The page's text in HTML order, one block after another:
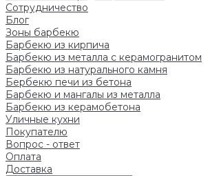
Сотрудничество
Блог
Зоны барбекю
Барбекю из кирпича
Барбекю из металла с керамогранитом
Барбекю из натурального камня
Бербекю печи из бетона
Барбекю и мангалы из металла
Барбекю из керамобетона
Уличные кухни
Покупателю
Вопрос - ответ
Оплата
Доставка